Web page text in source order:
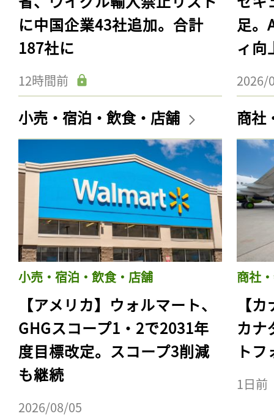
に中国企業43社追加。合計
187社に
12時間前
足。
ィ向
2026/
小売・宿泊・飲食・店舗
小売・宿泊・飲食・店舗
【アメリカ】ウォルマート、
GHGスコープ1・2で2031年
度目標改定。スコープ3削減
も継続
2026/08/05
商社
商社
【
カナ
ト
1日前